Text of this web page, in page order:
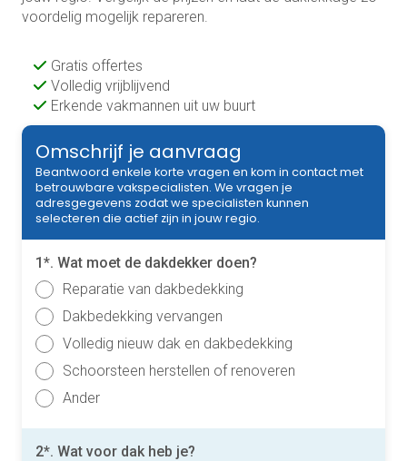
voordelig mogelijk repareren.
Gratis offertes
Volledig vrijblijvend
Erkende vakmannen uit uw buurt
Omschrijf je aanvraag
Beantwoord enkele korte vragen en kom in contact met
betrouwbare vakspecialisten. We vragen je
adresgegevens zodat we specialisten kunnen
selecteren die actief zijn in jouw regio.
1*. Wat moet de dakdekker doen?
Reparatie van dakbedekking
Dakbedekking vervangen
Volledig nieuw dak en dakbedekking
Schoorsteen herstellen of renoveren
Ander
2*. Wat voor dak heb je?